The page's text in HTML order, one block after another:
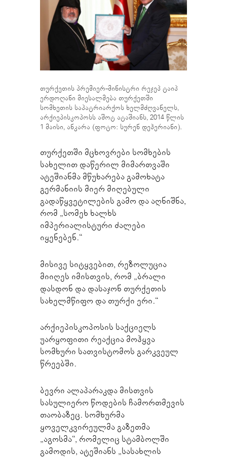
თურქეთის პრემიერ-მინისტრი რეჯეპ ტაიპ
ერდოღანი მიესალმება თურქეთში
სომხეთის საპატრიარქოს ხელმძღვანელს,
არქიეპისკოპოსს აშოტ ატაშიანს, 2014 წლის
1 მაისი, ანკარა (ფოტო: სურენ დეჰერიანი).
თურქეთში მცხოვრები სომხების
სახელით დაწერილ მიმართვაში
ატეშიანმა მწუხარება გამოხატა
გერმანიის მიერ მიღებული
გადაწყვეტილების გამო და აღნიშნა,
რომ „სომეხ ხალხს
იმპერიალისტური ძალები
იყენებენ.“
მისივე სიტყვებით, რეზოლუცია
მიიღეს იმისთვის, რომ „ბრალი
დასდონ და დასაჯონ თურქეთის
სახელმწიფო და თურქი ერი.“
არქიეპისკოპოსის საქციელს
უარყოფითი რეაქცია მოჰყვა
სომხური სათვისტომოს გარკვეულ
წრეებში.
ბევრი ალაპარაკდა მისთვის
სასულიერო წოდების ჩამორთმევის
თაობაზეც. სომხურმა
ყოველკვირეულმა გაზეთმა
„აგოსმა“, რომელიც სტამბოლში
გამოდის, ატეშიანს „სასახლის